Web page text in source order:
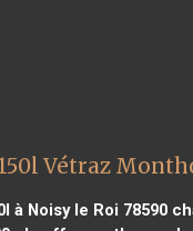
Vétraz
à Noisy le Roi 78590